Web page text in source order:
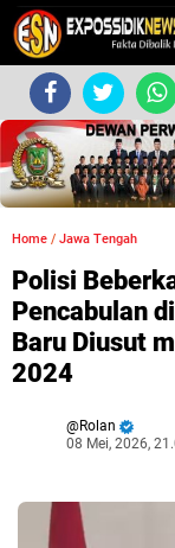
Home / Jawa Tengah
Polisi
Pencabulan
Baru Diusut
2024
Rolan
08 Mei, 2026,